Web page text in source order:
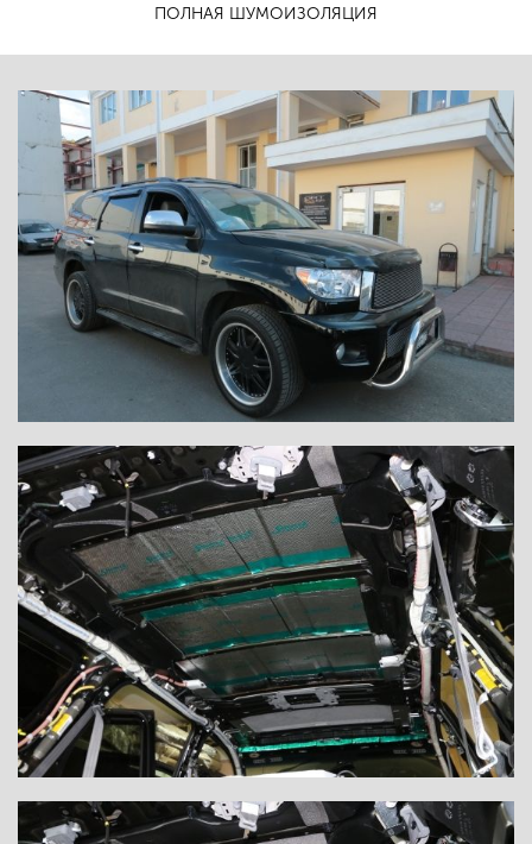
ПОЛНАЯ ШУМОИЗОЛЯЦИЯ